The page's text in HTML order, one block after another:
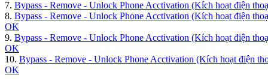
7. Bypass - Remove - Unlock Phone Acctivation (Kích hoạt điện
8. Bypass - Remove - Unlock Phone Acctivation (Kích hoạt điện
OK
9. Bypass - Remove - Unlock Phone Acctivation (Kích hoạt điện
OK
10. Bypass - Remove - Unlock Phone Acctivation (Kích hoạt điện
OK